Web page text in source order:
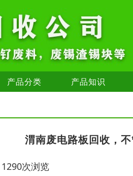
产品分类 产品知识
渭南废电路板回收，
次浏览